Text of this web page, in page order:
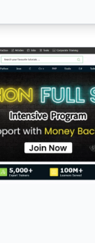
Programma